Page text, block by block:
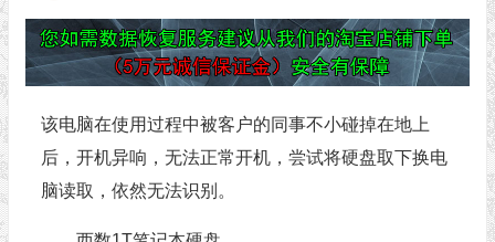
该电脑在使用过程中被客户的同事不小碰掉在地上
后，开机异响，无法正常开机，尝试将硬盘取下换电
脑读取，依然无法识别。